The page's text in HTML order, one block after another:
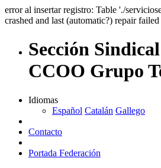
error al insertar registro: Table './
crashed and last (automatic?) repair failed
Sección
CCOO Grupo
Idiomas
Español Catalán Gallego
Contacto
Portada Federación